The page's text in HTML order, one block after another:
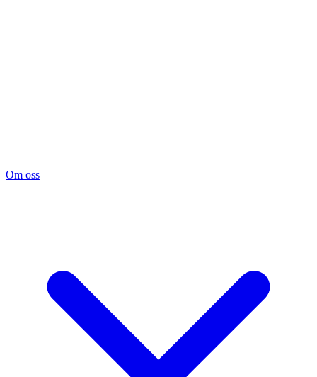
Om oss